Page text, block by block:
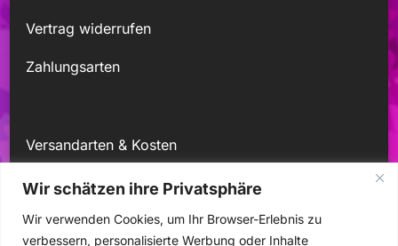
Wir schätzen ihre Privatsphäre
Wir verwenden Cookies, um Ihr Browser-Erlebnis zu
verbessern, personalisierte Werbung oder Inhalte
Vertrag widerrufen
Zahlungsarten
Versandarten & Kosten
Kontakt
Mein Konto